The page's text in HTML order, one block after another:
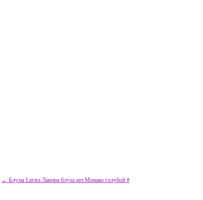
← Блузы Lavira Лавира блуза арт.Монако голубой #